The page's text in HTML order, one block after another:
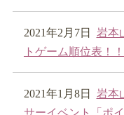
2021年2月7日
岩本
トゲーム順位表！！
2021年1月8日
岩本
サーイベント「ポ